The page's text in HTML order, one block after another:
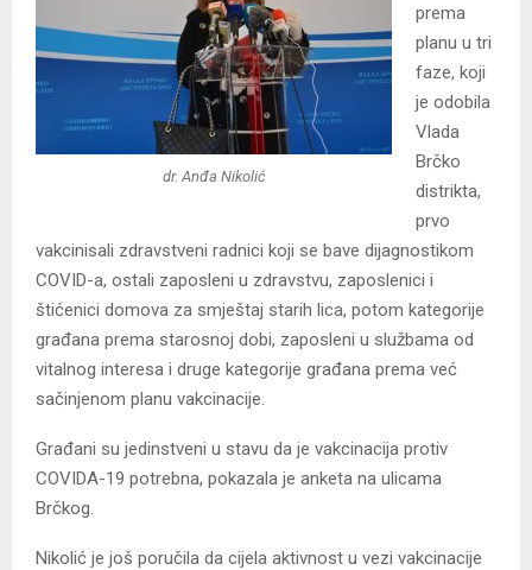
dr. Anđa Nikolić
prema
planu u tri
faze, koji
je odobila
Vlada
Brčko
distrikta,
prvo
vakcinisali zdravstveni radnici koji se bave dijagnostikom
COVID-a, ostali zaposleni u zdravstvu, zaposlenici i
štićenici domova za smještaj starih lica, potom kategorije
građana prema starosnoj dobi, zaposleni u službama od
vitalnog interesa i druge kategorije građana prema već
sačinjenom planu vakcinacije.
Građani su jedinstveni u stavu da je vakcinacija protiv
COVIDA-19 potrebna, pokazala je anketa na ulicama
Brčkog.
Nikolić je još poručila da cijela aktivnost u vezi vakcinacije